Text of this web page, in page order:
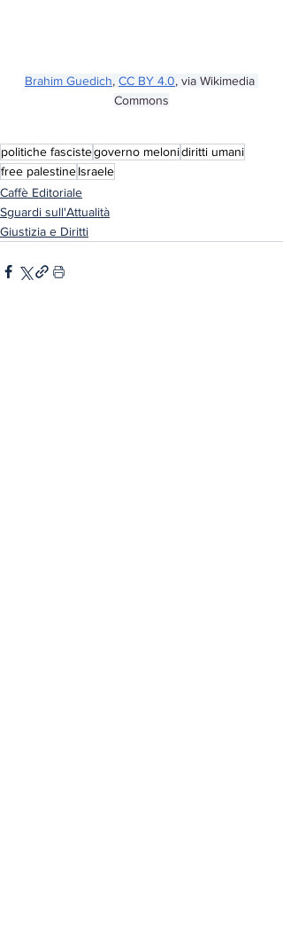
Brahim Guedich, CC BY 4.0, via Wikimedia
Commons
politiche fascistegoverno melonidiritti umani
free palestineIsraele
Caffè Editoriale
Sguardi sull'Attualità
Giustizia e Diritti